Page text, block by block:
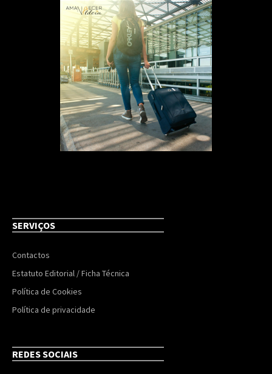
SERVIÇOS
Contactos
Estatuto Editorial / Ficha Técnica
Política de Cookies
Política de privacidade
REDES SOCIAIS